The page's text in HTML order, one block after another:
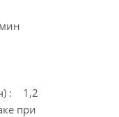
: 1,2
при